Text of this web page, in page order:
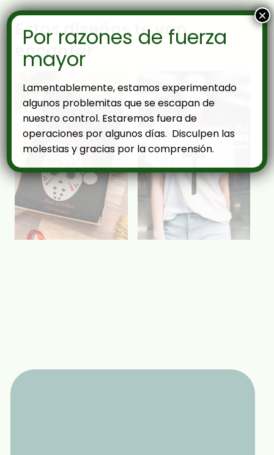
Estos diseños te van
encantar
Por razones de fuerza
mayor
Lamentablemente, estamos experimentado
algunos problemitas que se escapan de
nuestro control. Estaremos fuera de
operaciones por algunos días. Disculpen las
molestias y gracias por la comprensión.
×